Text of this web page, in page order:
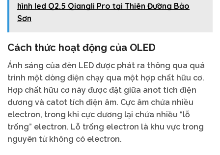
hình led Q2.5 Qiangli Pro tại Thiên Đường Bảo
Sơn
Cách thức hoạt động của OLED
Ánh sáng của đèn LED được phát ra thông qua quá
trình một dòng điện chạy qua một hợp chất hữu cơ.
Hợp chất hữu cơ này được đặt giữa anot tích điện
dương và catot tích điện âm. Cực âm chứa nhiều
electron, trong khi cực dương lại chứa nhiều “lỗ
trống” electron. Lỗ trống electron là khu vực trong
nguyên tử không có electron.